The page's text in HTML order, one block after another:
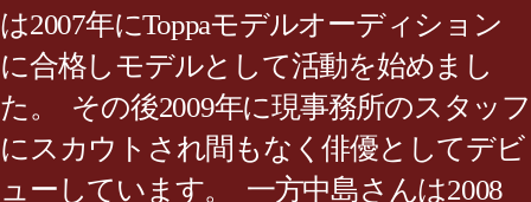
は2007年にToppaモデルオーディション
に合格しモデルとして活動を始めまし
た。 その後2009年に現事務所のスタッフ
にスカウトされ間もなく俳優としてデビ
ューしています。 一方中島さんは2008